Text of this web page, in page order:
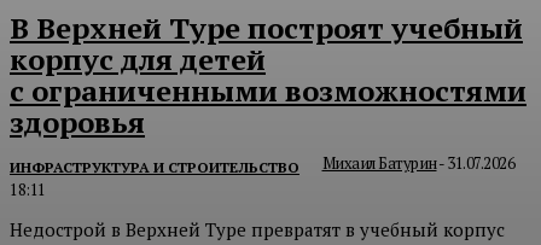
В Верхней Туре построят учебный
корпус для детей
с ограниченными возможностями
здоровья
ИНФРАСТРУКТУРА И СТРОИТЕЛЬСТВО Михаил Батурин-31.07.2026
18:11
Недострой в Верхней Туре превратят в учебный корпус